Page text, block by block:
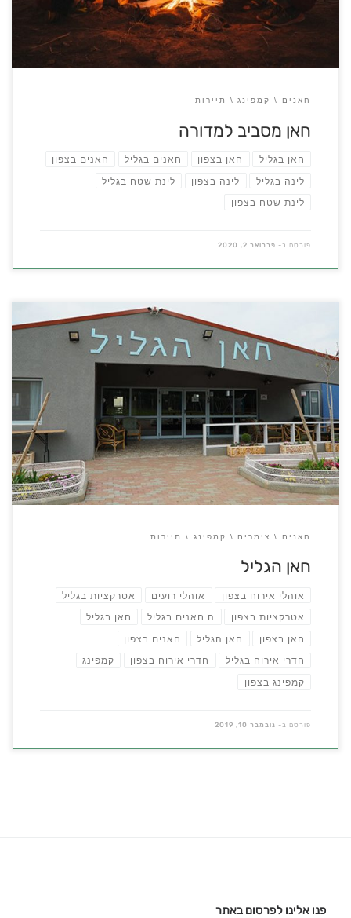
חאנים קמפינג תיירות
חאן מסביב למדורה
חאן בגליל חאן בצפון חאנים בגליל חאנים בצפון
לינה בגליל לינה בצפון לינת שטח בגליל
לינת שטח בצפון
פורסם ב- פברואר 2, 2020
העמק עם מגוון אפשרויות אירוח למשפחות וקבוצות – חדרי אירוח, אוהלים
משפחתיים ואוהלי רועים. חאן הגליל מציע, 36 חדרי אירוח המתאימים
למשפחות וזוגות ו – 4 אוהלי רועים גדולים המציעים חווית גיבוש לקבוצות
ומשפחות. ניתן להגיע עם אוהלים משפחתיים ולהקימם […]
חאנים צימרים קמפינג תיירות
חאן הגליל
אוהלי אירוח בצפון אוהלי רועים אטרקציות בגליל
אטרקציות בצפון ה חאנים בגליל חאן בגליל
חאן בצפון חאן הגליל חאנים בצפון
חדרי אירוח בגליל חדרי אירוח בצפון קמפינג
קמפינג בצפון
פורסם ב- נובמבר 10, 2019
פנו אלינו לפרסום באתר